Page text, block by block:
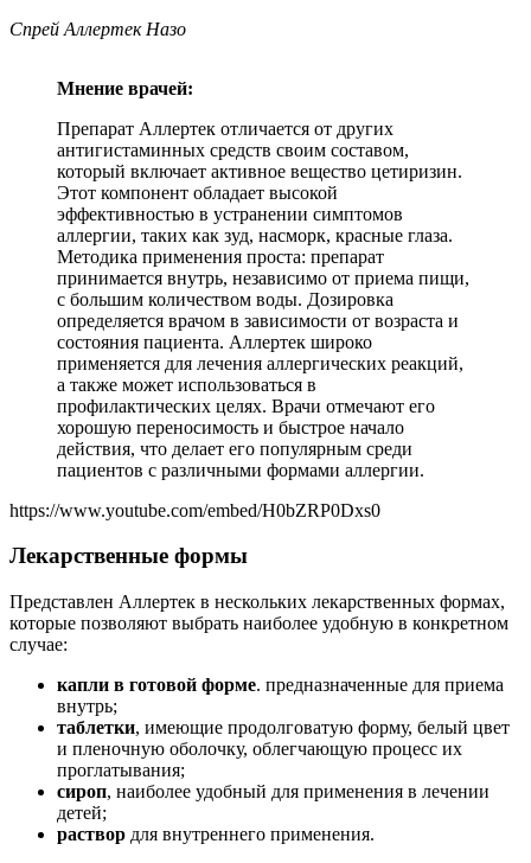
Спрей Аллертек Назо
Мнение врачей:
Препарат Аллертек отличается от других
антигистаминных средств своим составом,
который включает активное вещество цетиризин.
Этот компонент обладает высокой
эффективностью в устранении симптомов
аллергии, таких как зуд, насморк, красные глаза.
Методика применения проста: препарат
принимается внутрь, независимо от приема пищи,
с большим количеством воды. Дозировка
определяется врачом в зависимости от возраста и
состояния пациента. Аллертек широко
применяется для лечения аллергических реакций,
а также может использоваться в
профилактических целях. Врачи отмечают его
хорошую переносимость и быстрое начало
действия, что делает его популярным среди
пациентов с различными формами аллергии.
https://www.youtube.com/embed/H0bZRP0Dxs0
Лекарственные формы
Представлен Аллертек в нескольких лекарственных формах,
которые позволяют выбрать наиболее удобную в конкретном
случае:
капли в готовой форме. предназначенные для приема
внутрь;
таблетки, имеющие продолговатую форму, белый цвет
и пленочную оболочку, облегчающую процесс их
проглатывания;
сироп, наиболее удобный для применения в лечении
детей;
раствор для внутреннего применения.